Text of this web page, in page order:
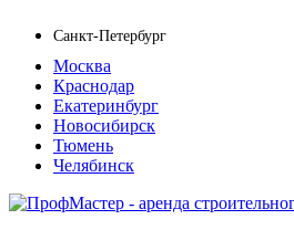
Санкт-Петербург
Москва
Краснодар
Екатеринбург
Новосибирск
Тюмень
Челябинск